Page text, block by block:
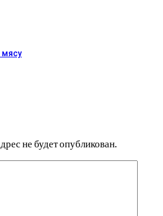
мясу
не будет опубликован.